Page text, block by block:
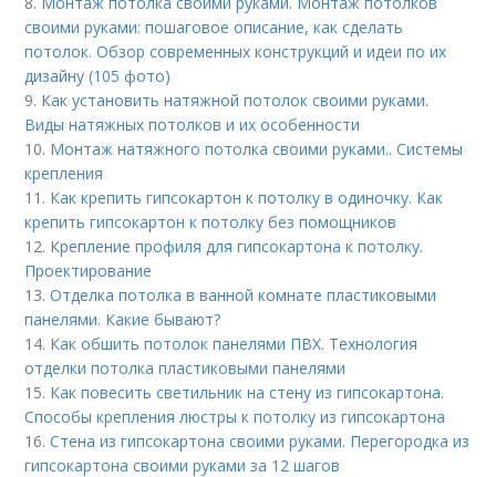
своими руками: пошаговое описание, как сделать
потолок. Обзор современных конструкций и идеи по их
дизайну (105 фото)
9. Как установить натяжной потолок своими руками.
Виды натяжных потолков и их особенности
10. Монтаж натяжного потолка своими руками.. Системы
крепления
11. Как крепить гипсокартон к потолку в одиночку. Как
крепить гипсокартон к потолку без помощников
12. Крепление профиля для гипсокартона к потолку.
Проектирование
13.Отделка потолка в ванной комнате пластиковыми
панелями. Какие бывают?
14. Как обшить потолок панелями ПВХ. Технология
отделки потолка пластиковыми панелями
15. Как повесить светильник на стену из гипсокартона.
Способы крепления люстры к потолку из гипсокартона
16.Стена из гипсокартона своими руками. Перегородка из
гипсокартона своими руками за 12 шагов